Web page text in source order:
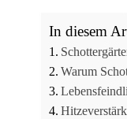
In diesem
Warum